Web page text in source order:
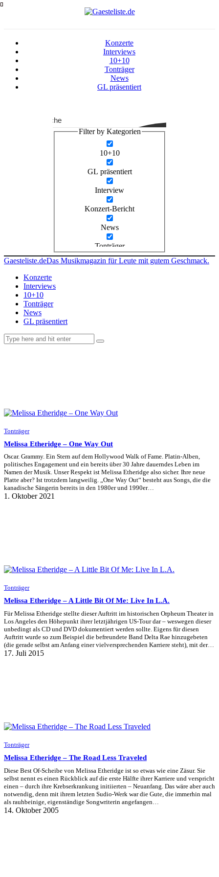
Konzerte
Interviews
10+10
Tonträger
News
GL präsentiert
Suche
Filter by Kategorien
10+10
GL präsentiert
Interview
Konzert-Bericht
News
Tonträger
Gaesteliste.deDas Musikmagazin für Leute mit gutem Geschmack.
Konzerte
Interviews
10+10
Tonträger
News
GL präsentiert
Tonträger
Melissa Etheridge – One Way Out
Oscar. Grammy. Ein Stern auf dem Hollywood Walk of Fame. Platin-Alben,
politisches Engagement und ein bereits über 30 Jahre dauerndes Leben im
Namen der Musik. Unser Respekt ist Melissa Etheridge also sicher. Ihre neue
Platte aber? Ist trotzdem langweilig. „One Way Out“ besteht aus Songs, die die
kanadische Sängerin bereits in den 1980er und 1990er…
1. Oktober 2021
Tonträger
Melissa Etheridge – A Little Bit Of Me: Live In L.A.
Für Melissa Etheridge stellte dieser Auftritt im historischen Orpheum Theater in
Los Angeles den Höhepunkt ihrer letztjährigen US-Tour dar – weswegen dieser
unbedingt als CD und DVD dokumentiert werden sollte. Eigens für diesen
Auftritt wurde so zum Beispiel die befreundete Band Delta Rae hinzugebeten
(die gerade selbst am Anfang einer vielversprechenden Karriere steht), mit der…
17. Juli 2015
Tonträger
Melissa Etheridge – The Road Less Traveled
Diese Best Of-Scheibe von Melissa Etheridge ist so etwas wie eine Zäsur. Sie
selbst nennt es einen Rückblick auf die erste Hälfte ihrer Karriere und verspricht
einen – durch ihre Krebserkrankung initiierten – Neuanfang. Das wäre aber auch
notwendig, denn mit ihrem letzten Sudio-Werk war die Gute, die immerhin mal
als rauhbeinige, eigenständige Songwriterin angefangen…
14. Oktober 2005